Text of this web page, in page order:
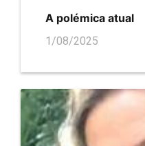
A polémica atual
1/08/2025